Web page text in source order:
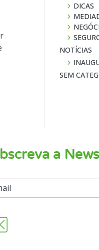
DICAS
NOTÍ­CIAS
SEM
a